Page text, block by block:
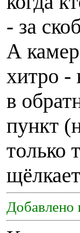
- за
А
хитро -
в
пункт
только
Добавлено